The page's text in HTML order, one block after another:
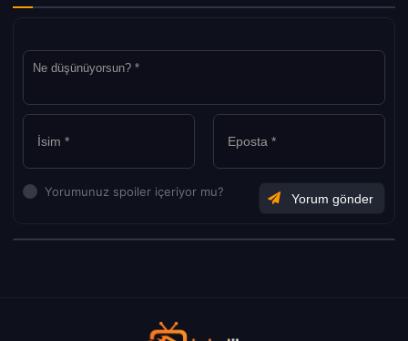
Yorumunuz spoiler içeriyor mu?